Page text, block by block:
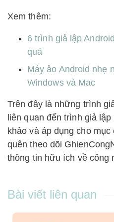
Xem thêm:
6 trình giả lập
quả
Máy ảo Android nhẹ
Windows và Mac
Trên đây là những trình
liên quan đến trình giả
khảo và áp dụng cho
quên theo dõi
thông tin hữu ích về công
Bài viết liên quan